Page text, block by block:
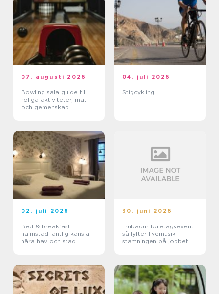
07. augusti 2026
Bowling sala guide till
roliga aktiviteter, mat
och gemenskap
04. juli 2026
Stigcykling
02. juli 2026
Bed & breakfast i
halmstad lantlig känsla
nära hav och stad
30. juni 2026
Trubadur företagsevent
så lyfter livemusik
stämningen på jobbet